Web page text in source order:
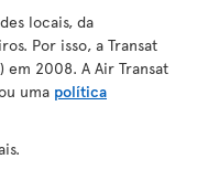
locais, da
Por isso, a Transat
em 2008. A Air Transat
uma política